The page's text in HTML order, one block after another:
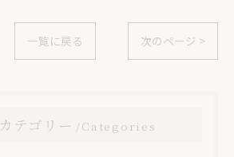
一覧に戻る 次のページ >
カテゴリー Categories